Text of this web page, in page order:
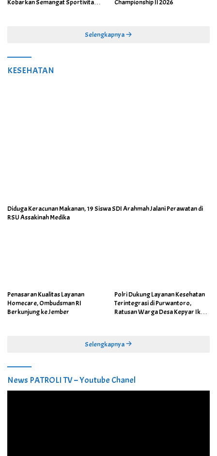
Kobarkan Semangat Sportivitas
Championship II 2026
Selengkapnya
KESEHATAN
Diduga Keracunan Makanan, 19 Siswa SDI Arahmah Jalani Perawatan di
RSU Assakinah Medika
Penasaran Kualitas Layanan
Homecare, Ombudsman RI
Berkunjung ke Jember
Polri Dukung Layanan Kesehatan
Terintegrasi di Purwantoro,
Ratusan Warga Desa Kepyar Ikuti
Selengkapnya
News PATROLI TV – Youtube Chanel